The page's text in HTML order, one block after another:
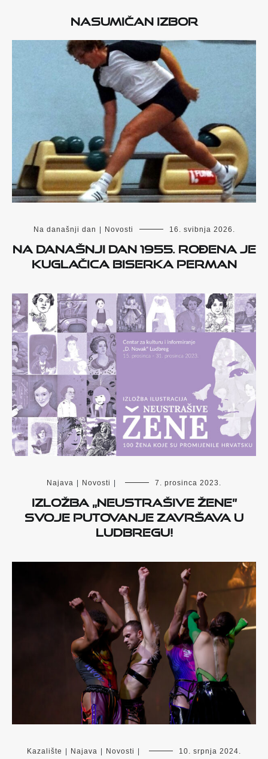
Nasumičan izbor
Na današnji dan Novosti 16. svibnja 2026.
Na današnji dan 1955. rođena je
kuglačica Biserka Perman
Najava Novosti 7. prosinca 2023.
Izložba „Neustrašive žene”
svoje putovanje završava u
Ludbregu!
Kazalište Najava Novosti 10. srpnja 2024.